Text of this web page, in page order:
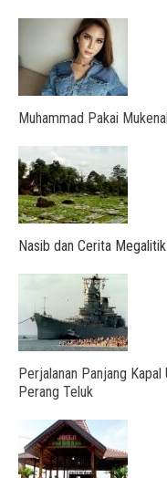
Muhammad Pakai
Nasib dan Cerita
Perjalanan Panjang
Perang Teluk